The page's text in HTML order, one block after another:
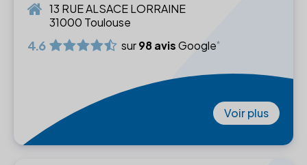
13 RUE ALSACE LORRAINE
31000 Toulouse
4.6 sur98 avisGoogle
Voir plus